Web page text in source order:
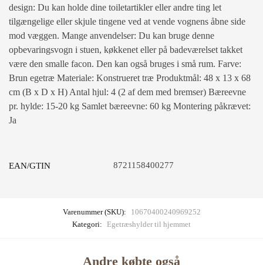
design: Du kan holde dine toiletartikler eller andre ting let
tilgængelige eller skjule tingene ved at vende vognens åbne side
mod væggen. Mange anvendelser: Du kan bruge denne
opbevaringsvogn i stuen, køkkenet eller på badeværelset takket
være den smalle facon. Den kan også bruges i små rum. Farve:
Brun egetræ Materiale: Konstrueret træ Produktmål: 48 x 13 x 68
cm (B x D x H) Antal hjul: 4 (2 af dem med bremser) Bæreevne
pr. hylde: 15-20 kg Samlet bæreevne: 60 kg Montering påkrævet:
Ja
EAN/GTIN 8721158400277
Varenummer (SKU):
10670400240969252
Kategori: Egetræshylder til hjemmet
Andre købte også